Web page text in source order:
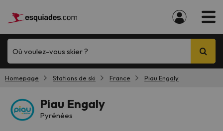
Où voulez-vous skier ?
Homepage Stations de ski France Piau Engaly
Piau Engaly
Pyrénées